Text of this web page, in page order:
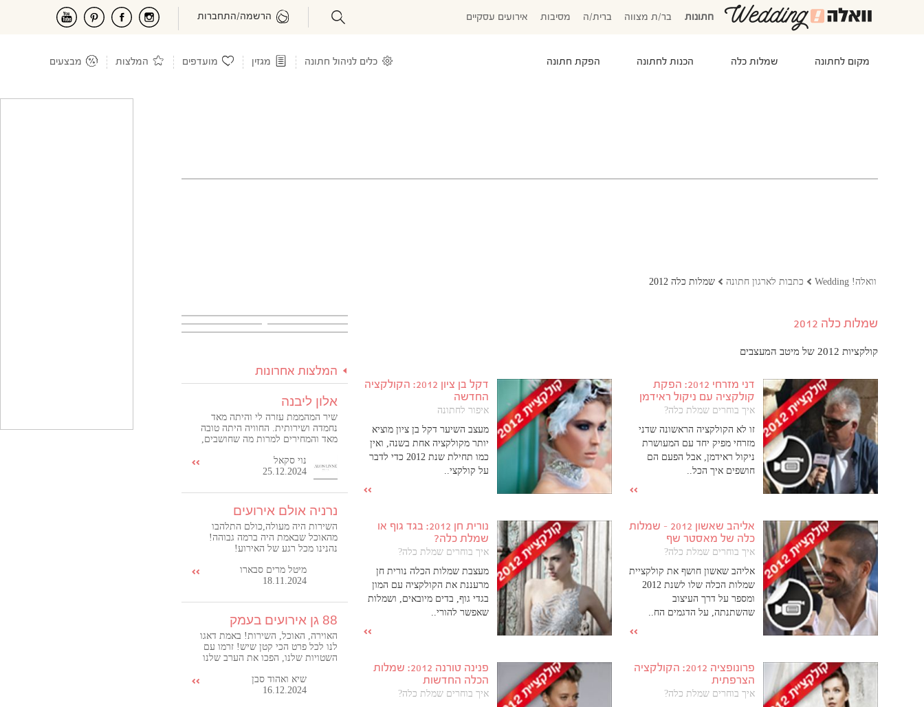
חתונות בר/ת מצווה ברית/ה מסיבות אירועים עסקיים הרשמה/התחברות
מקום לחתונה שמלות כלה הכנות לחתונה הפקת חתונה כלים לניהול חתונה מגזין מועדפים המלצות מבצעים
וואלה! Wedding כתבות לארגון חתונה שמלות כלה 2012
שמלות כלה 2012
קולקציות 2012 של מיטב המעצבים
דני מזרחי 2012: הפקת
קולקציה עם ניקול ראידמן
איך בוחרים שמלת כלה?
זו לא הקולקציה הראשונה שדני
מזרחי מפיק יחד עם המעושרת
ניקול ראידמן, אבל הפעם הם
חושפים איך הכל..
דקל בן ציון 2012: הקולקציה
החדשה
איפור לחתונה
מעצב השיער דקל בן ציון מוציא
יותר מקולקציה אחת בשנה, ואין
כמו תחילת שנת 2012 כדי לדבר
על קולקצי..
אליהב שאשון 2012 - שמלות
כלה של מאסטר שף
איך בוחרים שמלת כלה?
אליהב שאשון חושף את קולקציית
שמלות הכלה שלו לשנת 2012
ומספר על דרך העיצוב
שהשתנתה, על הדגמים הח..
נורית חן 2012: בגד גוף או
שמלת כלה?
איך בוחרים שמלת כלה?
מעצבת שמלות הכלה נורית חן
מרעננת את הקולקציה עם המון
בגדי גוף, בדים מיובאים, ושמלות
שאפשר להורי..
פרונופציה 2012: הקולקציה
הצרפתית
איך בוחרים שמלת כלה?
פנינה טורנה 2012: שמלות
הכלה החדשות
איך בוחרים שמלת כלה?
המלצות אחרונות
אלון ליבנה
שיר המהממת עזרה לי והיתה מאד
נחמדה ושירותית. החוויה היתה טובה
מאד והמחירים למרות מה שחושבים,
❤️
נוי סקאל
25.12.2024
נרניה אולם אירועים
השירות היה מעולה,כולם התלהבו
מהאוכל שבאמת היה ברמה גבוהה!
נהנינו מכל רגע של האירוע!
מיטל מרים סבארו
18.11.2024
88 גן אירועים בעמק
האוירה, האוכל, השירות! באמת דאגו
לנו לכל פרט הכי קטן שיש! זרמו עם
השטויות שלנו, הפכו את הערב שלנו
לכל צוות 88 מהגרמנים ועד לבעל
האולם! אנשים נדירים אוירה טובה ♥️
שיא ואהוד סבן
16.12.2024